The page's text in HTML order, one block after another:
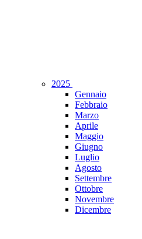
2025
Gennaio
Febbraio
Marzo
Aprile
Maggio
Giugno
Luglio
Agosto
Settembre
Ottobre
Novembre
Dicembre